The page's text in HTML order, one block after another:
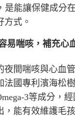
是能讓保健成分
方式。
易喘咳，補充心
夜間喘咳與心血
法國專利濱海松
3等成分，
，能有效維護毛